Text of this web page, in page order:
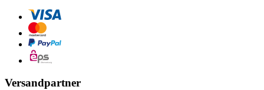
Versandpartner